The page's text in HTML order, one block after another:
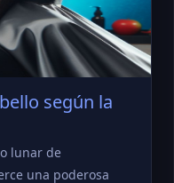
según la
lunar de
una poderosa